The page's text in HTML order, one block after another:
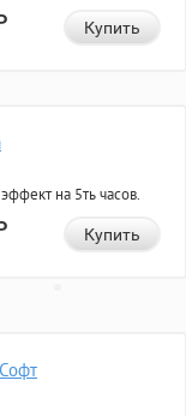
Купить
на 5ть часов.
Купить